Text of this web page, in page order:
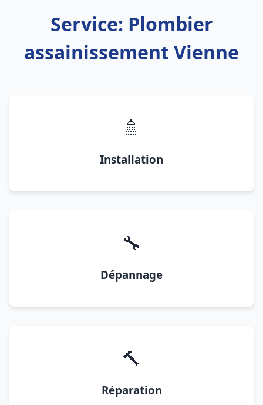
Service: Plombier
assainissement Vienne
🚿
Installation
🔧
Dépannage
🔨
Réparation